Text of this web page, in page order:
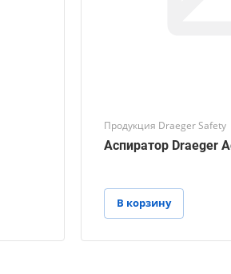
Продукция Draeger Safety
Аспиратор Draeger
В корзину